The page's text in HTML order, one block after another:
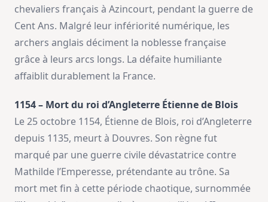
chevaliers français à Azincourt, pendant la guerre de
Cent Ans. Malgré leur infériorité numérique, les
archers anglais déciment la noblesse française
grâce à leurs arcs longs. La défaite humiliante
affaiblit durablement la France.
1154 – Mort du roi d’Angleterre Étienne de Blois
Le 25 octobre 1154, Étienne de Blois, roi d’Angleterre
depuis 1135, meurt à Douvres. Son règne fut
marqué par une guerre civile dévastatrice contre
Mathilde l’Emperesse, prétendante au trône. Sa
mort met fin à cette période chaotique, surnommée